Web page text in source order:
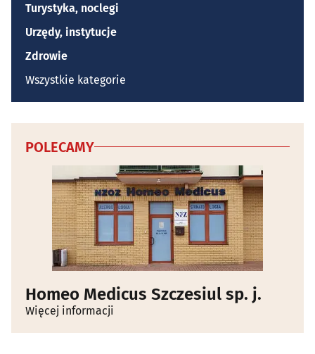
Turystyka, noclegi
Urzędy, instytucje
Zdrowie
Wszystkie kategorie
POLECAMY
Homeo Medicus Szczesiul sp. j.
Więcej informacji